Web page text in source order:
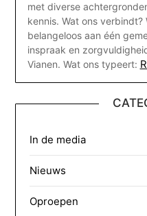
met diverse
kennis. Wat ons verbindt?
belangeloos aan één
inspraak en
Vianen. Wat ons typeert:
In de media
Nieuws
Oproepen